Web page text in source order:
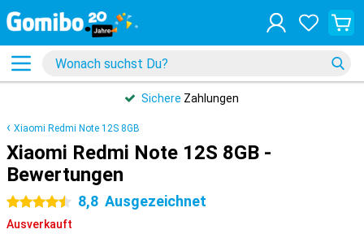
Sichere Zahlungen
Xiaomi Redmi Note 12S 8GB
Xiaomi Redmi Note 12S 8GB -
Bewertungen
4.5 Sterne 8,8 Ausgezeichnet
Ausverkauft